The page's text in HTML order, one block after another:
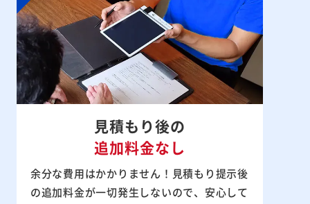
見積もり後の
追加料金なし
余分な費用はかかりません！見積もり提示後
の追加料金が一切発生しないので、安心して